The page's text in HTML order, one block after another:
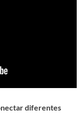
diferentes